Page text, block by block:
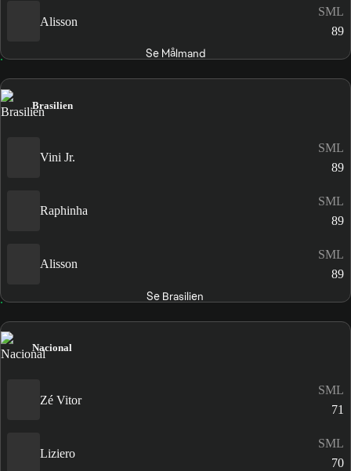
Alisson
SML
89
Se Målmand
Brasilien
Vini Jr.
SML
89
Raphinha
SML
89
Alisson
SML
89
Se Brasilien
Nacional
Zé Vitor
SML
71
Liziero
SML
70